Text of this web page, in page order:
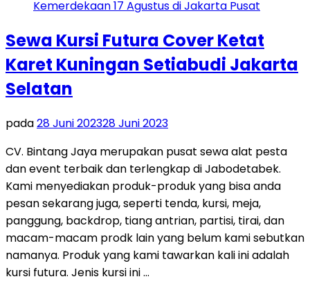
Sewa Kursi Futura Cover Ketat
Karet Kuningan Setiabudi Jakarta
Selatan
pada28 Juni 202328 Juni 2023
CV. Bintang Jaya merupakan pusat sewa alat pesta
dan event terbaik dan terlengkap di Jabodetabek.
Kami menyediakan produk-produk yang bisa anda
pesan sekarang juga, seperti tenda, kursi, meja,
panggung, backdrop, tiang antrian, partisi, tirai, dan
macam-macam prodk lain yang belum kami sebutkan
namanya. Produk yang kami tawarkan kali ini adalah
kursi futura. Jenis kursi ini …